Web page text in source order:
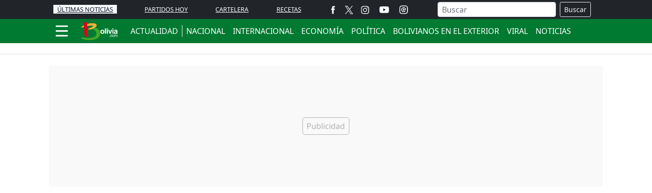
ÚLTIMAS NOTICIAS PARTIDOS HOY CARTELERA RECETAS Buscar
ACTUALIDAD NACIONAL INTERNACIONAL ECONOMÍA POLÍTICA BOLIVIANOS EN EL EXTERIOR VIRAL NOTICIAS